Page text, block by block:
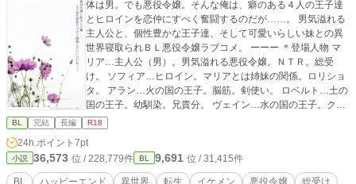
体は男。でも悪役令嬢。そんな俺は、癖のある４人の王子達
とヒロインを恋仲にすべく奮闘するのだが……。 男気溢れる
主人公と、個性豊かな王子達、そして可愛いらしい妹との異
世界寝取られＢＬ悪役令嬢ラブコメ。 ーーー ＊登場人物 マ
リア…主人公（男）。男気溢れる悪役令嬢。ＮＴＲ。総受
け。 ソフィア…ヒロイン。マリアとは姉妹の関係。ロリショ
タ。 アラン…火の国の王子。脳筋。剣使い。 ロベルト…土の
国の王子。幼馴染。兄貴分。 ヴェイン…水の国の王子。クー
ルメガネ。生徒会長。 ユーリ…風の国の王子。女ったらしの
イケメン。 ーーー エロ少な目。ギャク寄り。何も考えず、お
読み頂けます。
BL 完結 長編 R18
24h.ポイント 7pt
小説 36,573 位 / 228,779件 BL 9,691 位 / 31,415件
BL ハッピーエンド 異世界 転生 イケメン 悪役令嬢
総受け